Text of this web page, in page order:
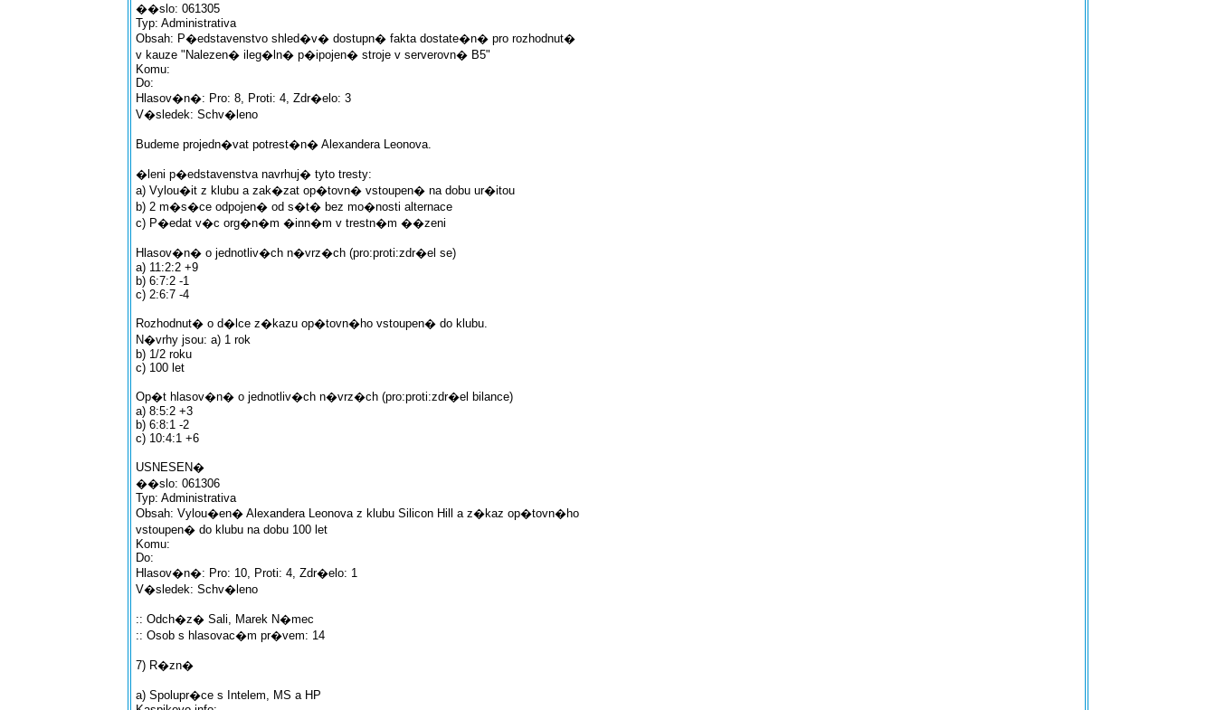
��slo: 061305
Typ: Administrativa
Obsah: P�edstavenstvo shled�v� dostupn� fakta dostate�n� pro rozhodnut�
v kauze "Nalezen� ileg�ln� p�ipojen� stroje v serverovn� B5"
Komu:
Do:
Hlasov�n�: Pro: 8, Proti: 4, Zdr�elo: 3
V�sledek: Schv�leno
Budeme projedn�vat potrest�n� Alexandera Leonova.
�leni p�edstavenstva navrhuj� tyto tresty:
a) Vylou�it z klubu a zak�zat op�tovn� vstoupen� na dobu ur�itou
b) 2 m�s�ce odpojen� od s�t� bez mo�nosti alternace
c) P�edat v�c org�n�m �inn�m v trestn�m ��zeni
Hlasov�n� o jednotliv�ch n�vrz�ch (pro:proti:zdr�el se)
a) 11:2:2 +9
b) 6:7:2 -1
c) 2:6:7 -4
Rozhodnut� o d�lce z�kazu op�tovn�ho vstoupen� do klubu.
N�vrhy jsou: a) 1 rok
b) 1/2 roku
c) 100 let
Op�t hlasov�n� o jednotliv�ch n�vrz�ch (pro:proti:zdr�el bilance)
a) 8:5:2 +3
b) 6:8:1 -2
c) 10:4:1 +6
USNESEN�
��slo: 061306
Typ: Administrativa
Obsah: Vylou�en� Alexandera Leonova z klubu Silicon Hill a z�kaz op�tovn�ho
vstoupen� do klubu na dobu 100 let
Komu:
Do:
Hlasov�n�: Pro: 10, Proti: 4, Zdr�elo: 1
V�sledek: Schv�leno
:: Odch�z� Sali, Marek N�mec
:: Osob s hlasovac�m pr�vem: 14
7) R�zn�
a) Spolupr�ce s Intelem, MS a HP